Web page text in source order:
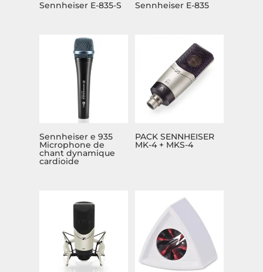
Sennheiser E-835-S Sennheiser E-835
Sennheiser e 935
Microphone de
chant dynamique
cardioide
PACK SENNHEISER
MK-4 + MKS-4